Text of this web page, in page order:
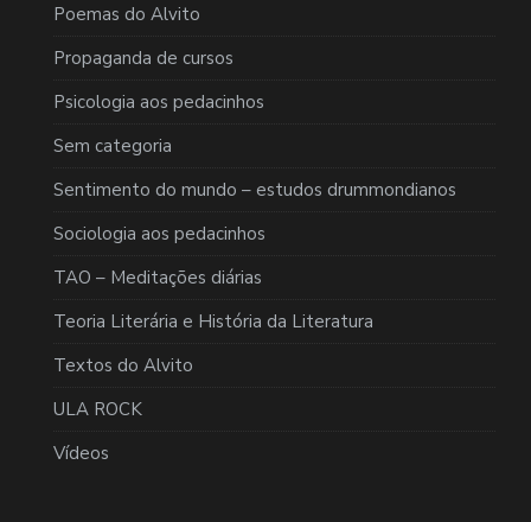
Poemas do Alvito
Propaganda de cursos
Psicologia aos pedacinhos
Sem categoria
Sentimento do mundo – estudos drummondianos
Sociologia aos pedacinhos
TAO – Meditações diárias
Teoria Literária e História da Literatura
Textos do Alvito
ULA ROCK
Vídeos